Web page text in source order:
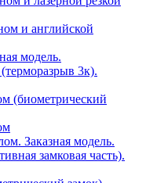
и английской
модель.
3к).
(биометрический
Заказная модель.
замковая часть).